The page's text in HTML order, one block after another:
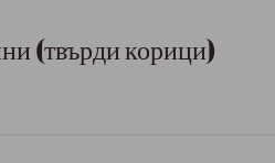
(твърди корици)